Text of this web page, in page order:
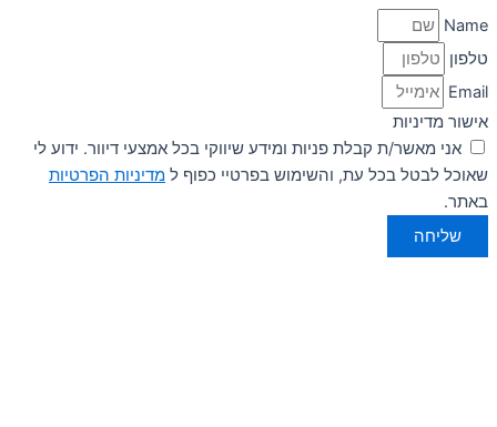
Name
טלפון
Email
אישור מדיניות
אני מאשר/ת קבלת פניות ומידע שיווקי בכל אמצעי דיוור. ידוע לי
שאוכל לבטל בכל עת, והשימוש בפרטיי כפוף ל מדיניות הפרטיות
באתר.
שליחה